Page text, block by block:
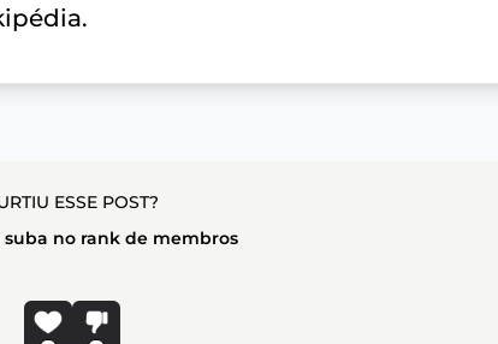
ESSE POST?
suba no rank de membros